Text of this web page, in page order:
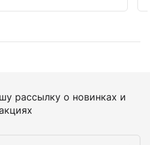
рассылку о новинках и